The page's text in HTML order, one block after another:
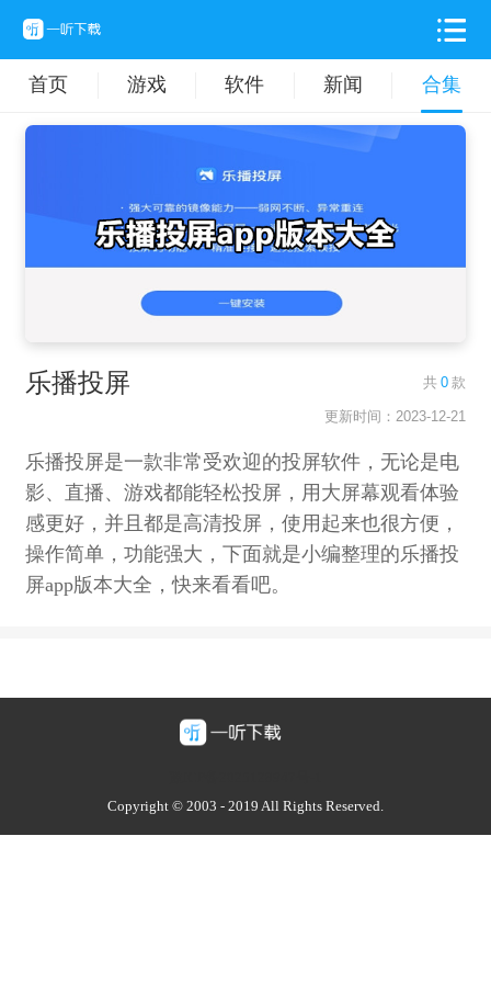
首页 游戏 软件 新闻 合集
乐播投屏 共 0 款
更新时间：2023-12-21
乐播投屏是一款非常受欢迎的投屏软件，无论是电
影、直播、游戏都能轻松投屏，用大屏幕观看体验
感更好，并且都是高清投屏，使用起来也很方便，
操作简单，功能强大，下面就是小编整理的乐播投
屏app版本大全，快来看看吧。
Copyright © 2003 - 2019 All Rights Reserved.